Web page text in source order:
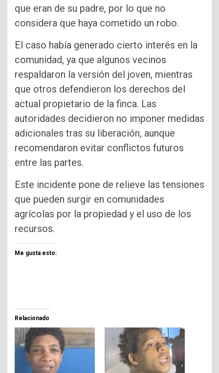
que eran de su padre, por lo que no
considera que haya cometido un robo.
El caso había generado cierto interés en la
comunidad, ya que algunos vecinos
respaldaron la versión del joven, mientras
que otros defendieron los derechos del
actual propietario de la finca. Las
autoridades decidieron no imponer medidas
adicionales tras su liberación, aunque
recomendaron evitar conflictos futuros
entre las partes.
Este incidente pone de relieve las tensiones
que pueden surgir en comunidades
agrícolas por la propiedad y el uso de los
recursos.
Me gusta esto:
Relacionado